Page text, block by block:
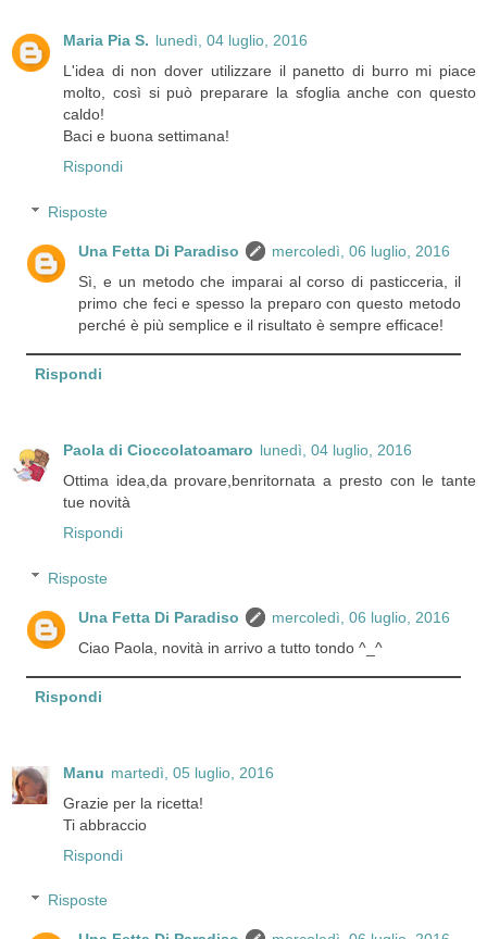
Maria Pia S. lunedì, 04 luglio, 2016
L'idea di non dover utilizzare il panetto di burro mi piace
molto, così si può preparare la sfoglia anche con questo
caldo!
Baci e buona settimana!
Rispondi
Risposte
Una Fetta Di Paradiso
mercoledì, 06 luglio, 2016
Sì, e un metodo che imparai al corso di pasticceria, il
primo che feci e spesso la preparo con questo metodo
perché è più semplice e il risultato è sempre efficace!
Rispondi
Paola di Cioccolatoamaro lunedì, 04 luglio, 2016
Ottima idea,da provare,benritornata a presto con le tante
tue novità
Rispondi
Risposte
Una Fetta Di Paradiso
mercoledì, 06 luglio, 2016
Ciao Paola, novità in arrivo a tutto tondo ^_^
Rispondi
Manu martedì, 05 luglio, 2016
Grazie per la ricetta!
Ti abbraccio
Rispondi
Risposte